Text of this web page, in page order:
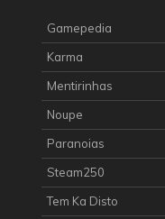
Gamepedia
Karma
Mentirinhas
Noupe
Paranoias
Steam250
Tem Ka Disto